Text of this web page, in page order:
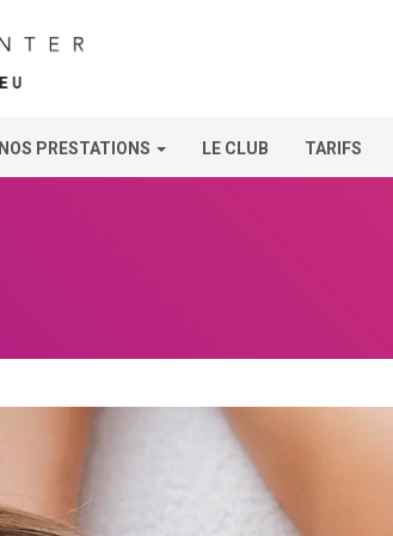
NOS PRESTATIONS LE CLUB TARIFS